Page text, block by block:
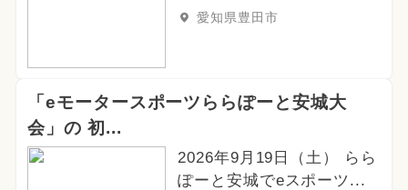
愛知県豊田市
「eモータースポーツららぽーと安城大
会」の 初...
2026年9月19日（土） らら
ぽーと安城でeスポーツ...